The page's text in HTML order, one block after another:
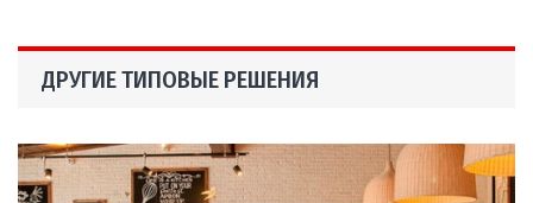
ДРУГИЕ ТИПОВЫЕ РЕШЕНИЯ